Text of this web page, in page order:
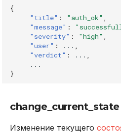
{
"title" : "auth_ok"
"message" :
"severity" : "high"
"user" : ...
"verdict" : ...
...
}
change_current_state
Изменение текущего